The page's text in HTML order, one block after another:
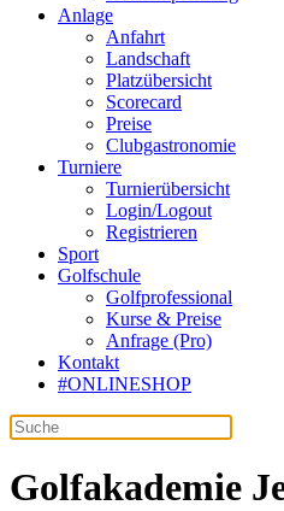
Anlage
Anfahrt
Landschaft
Platzübersicht
Scorecard
Preise
Clubgastronomie
Turniere
Turnierübersicht
Login/Logout
Registrieren
Sport
Golfschule
Golfprofessional
Kurse & Preise
Anfrage (Pro)
Kontakt
#ONLINESHOP
Golfakademie